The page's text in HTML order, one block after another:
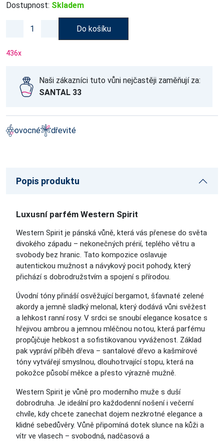
Dostupnost: Skladem
Do košíku
436x
Naši zákazníci tuto vůni nejčastěji zaměňují za:
SANTAL 33
ovocné dřevité
Popis produktu
Luxusní parfém Western Spirit
Western Spirit je pánská vůně, která vás přenese do světa
divokého západu – nekonečných prérií, teplého větru a
svobody bez hranic. Tato kompozice oslavuje
autentickou mužnost a návykový pocit pohody, který
přichází s dobrodružstvím a spojení s přírodou.
Úvodní tóny přináší osvěžující bergamot, šťavnaté zelené
akordy a jemně sladký melonal, který dodává vůni svěžest
a lehkost ranní rosy. V srdci se snoubí elegance kosatce s
hřejivou ambrou a jemnou mléčnou notou, která parfému
propůjčuje hebkost a sofistikovanou vyváženost. Základ
pak vypráví příběh dřeva – santalové dřevo a kašmírové
tóny vytvářejí smyslnou, dlouhotrvající stopu, která na
pokožce působí měkce a přesto výrazně mužně.
Western Spirit je vůně pro moderního muže s duší
dobrodruha. Je ideální pro každodenní nošení i večerní
chvíle, kdy chcete zanechat dojem nezkrotné elegance a
klidné sebedůvěry. Vůně připomíná dotek slunce na kůži a
vítr ve vlasech – svobodná, nadčasová a